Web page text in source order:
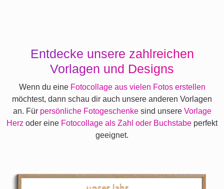
Entdecke unsere zahlreichen
Vorlagen und Designs
Wenn du eine Fotocollage aus vielen Fotos erstellen
möchtest, dann schau dir auch unsere anderen Vorlagen
an. Für persönliche Fotogeschenkesind unsere Vorlage
Herz oder eine Fotocollage als Zahl oder Buchstabe perfekt
geeignet.